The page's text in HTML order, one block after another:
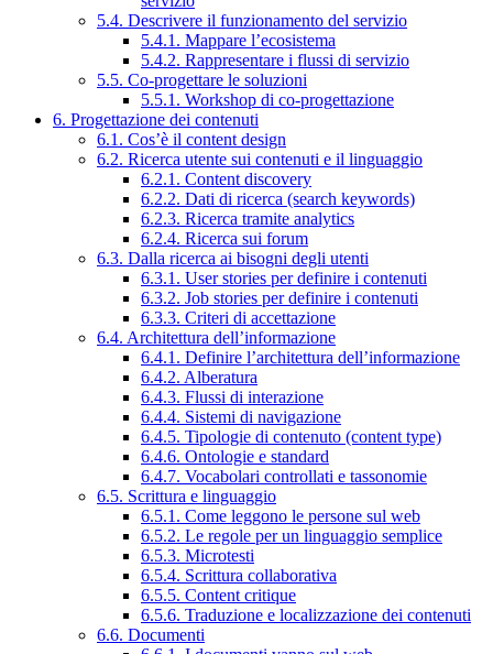
5.4. Descrivere il funzionamento del servizio
5.4.1. Mappare l’ecosistema
5.4.2. Rappresentare i flussi di servizio
5.5. Co-progettare le soluzioni
5.5.1. Workshop di co-progettazione
6. Progettazione dei contenuti
6.1. Cos’è il content design
6.2. Ricerca utente sui contenuti e il linguaggio
6.2.1. Content discovery
6.2.2. Dati di ricerca (search keywords)
6.2.3. Ricerca tramite analytics
6.2.4. Ricerca sui forum
6.3. Dalla ricerca ai bisogni degli utenti
6.3.1. User stories per definire i contenuti
6.3.2. Job stories per definire i contenuti
6.3.3. Criteri di accettazione
6.4. Architettura dell’informazione
6.4.1. Definire l’architettura dell’informazione
6.4.2. Alberatura
6.4.3. Flussi di interazione
6.4.4. Sistemi di navigazione
6.4.5. Tipologie di contenuto (content type)
6.4.6. Ontologie e standard
6.4.7. Vocabolari controllati e tassonomie
6.5. Scrittura e linguaggio
6.5.1. Come leggono le persone sul web
6.5.2. Le regole per un linguaggio semplice
6.5.3. Microtesti
6.5.4. Scrittura collaborativa
6.5.5. Content critique
6.5.6. Traduzione e localizzazione dei contenuti
6.6. Documenti